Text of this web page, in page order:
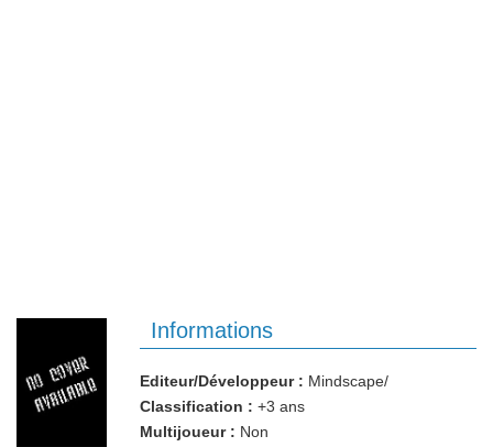
Informations
Editeur/Développeur : Mindscape/
Classification : +3 ans
Multijoueur : Non